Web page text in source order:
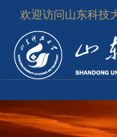
欢迎访问山东科技